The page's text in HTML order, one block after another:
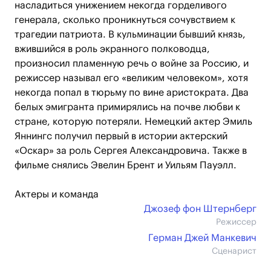
насладиться унижением некогда горделивого
генерала, сколько проникнуться сочувствием к
трагедии патриота. В кульминации бывший князь,
вжившийся в роль экранного полководца,
произносил пламенную речь о войне за Россию, и
режиссер называл его «великим человеком», хотя
некогда попал в тюрьму по вине аристократа. Два
белых эмигранта примирялись на почве любви к
стране, которую потеряли. Немецкий актер Эмиль
Яннингс получил первый в истории актерский
«Оскар» за роль Сергея Александровича. Также в
фильме снялись Эвелин Брент и Уильям Пауэлл.
Актеры и команда
Джозеф фон Штернберг
Режиссер
Герман Джей Манкевич
Сценарист